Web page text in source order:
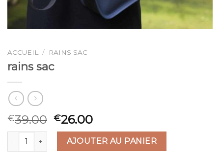
ACCUEIL / RAINS SAC
rains sac
€39.00 €26.00
quantité de rains sacAJOUTER AU PANIER